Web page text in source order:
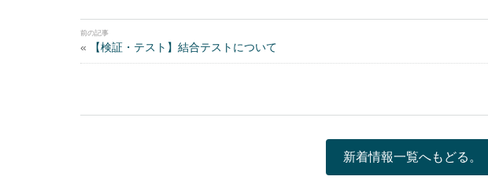
« 【検証・テスト】結合テストについて
新着情報一覧へもどる。